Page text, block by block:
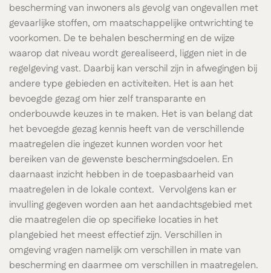
bescherming van inwoners als gevolg van ongevallen met
gevaarlijke stoffen, om maatschappelijke ontwrichting te
voorkomen. De te behalen bescherming en de wijze
waarop dat niveau wordt gerealiseerd, liggen niet in de
regelgeving vast. Daarbij kan verschil zijn in afwegingen bij
andere type gebieden en activiteiten. Het is aan het
bevoegde gezag om hier zelf transparante en
onderbouwde keuzes in te maken. Het is van belang dat
het bevoegde gezag kennis heeft van de verschillende
maatregelen die ingezet kunnen worden voor het
bereiken van de gewenste beschermingsdoelen. En
daarnaast inzicht hebben in de toepasbaarheid van
maatregelen in de lokale context. Vervolgens kan er
invulling gegeven worden aan het aandachtsgebied met
die maatregelen die op specifieke locaties in het
plangebied het meest effectief zijn. Verschillen in
omgeving vragen namelijk om verschillen in mate van
bescherming en daarmee om verschillen in maatregelen.